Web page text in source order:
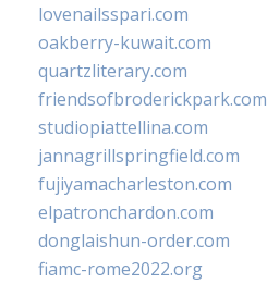
lovenailsspari.com
oakberry-kuwait.com
quartzliterary.com
friendsofbroderickpark.com
studiopiattellina.com
jannagrillspringfield.com
fujiyamacharleston.com
elpatronchardon.com
donglaishun-order.com
fiamc-rome2022.org